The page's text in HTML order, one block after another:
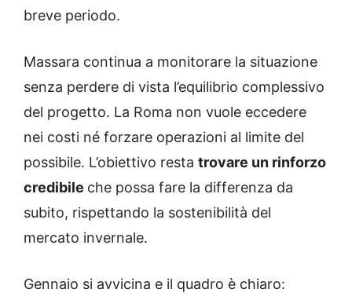
breve periodo.
Massara continua a monitorare la situazione
senza perdere di vista l’equilibrio complessivo
del progetto. La Roma non vuole eccedere
nei costi né forzare operazioni al limite del
possibile. L’obiettivo resta trovare un rinforzo
credibile che possa fare la differenza da
subito, rispettando la sostenibilità del
mercato invernale.
Gennaio si avvicina e il quadro è chiaro: